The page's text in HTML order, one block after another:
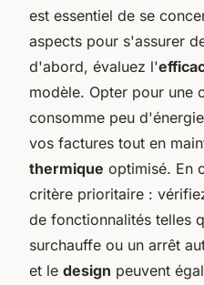
est essentiel de se
aspects pour s'assurer
d'abord, évaluez l'
modèle. Opter pour une
consomme peu
vos factures tout en
thermique optimisé. En
critère prioritaire :
de fonctionnalités telles
surchauffe ou un arrêt
et le design peuvent